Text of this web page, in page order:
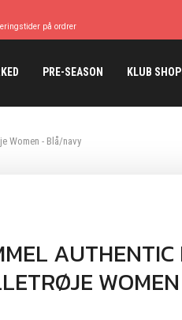
på ordrer
PRE-SEASON KLUB
Women - Blå/navy
AUTHENTIC